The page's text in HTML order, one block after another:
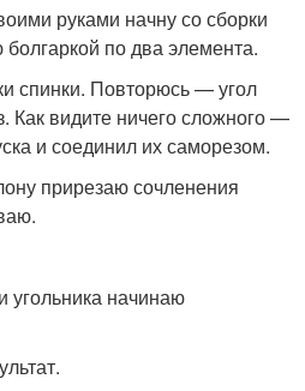
руками начну со сборки
по два элемента.
спинки. Повторюсь — угол
Как видите ничего сложного —
и соединил их саморезом.
прирезаю сочленения
начинаю